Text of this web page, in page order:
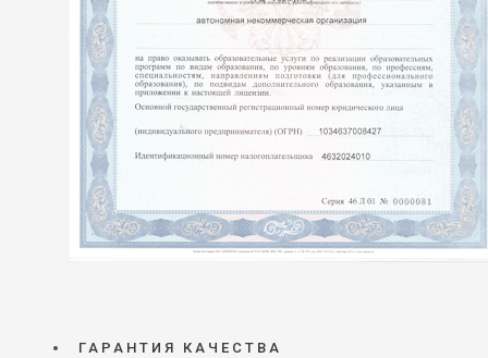
ГАРАНТИЯ КАЧЕСТВА